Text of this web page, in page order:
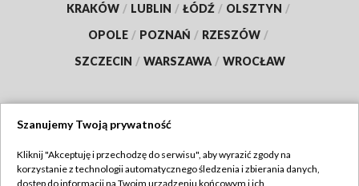
KRAKÓW / LUBLIN / ŁÓDŹ / OLSZTYN /
OPOLE / POZNAŃ / RZESZÓW /
SZCZECIN / WARSZAWA / WROCŁAW
TVP
Szanujemy Twoją prywatność
Kliknij "Akceptuję i przechodzę do serwisu", aby wyrazić zgody na
korzystanie z technologii automatycznego śledzenia i zbierania danych,
dostęp do informacji na Twoim urządzeniu końcowym i ich